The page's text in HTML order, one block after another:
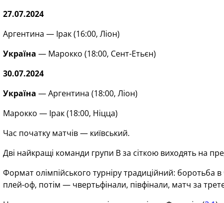
27.07.2024
Аргентина — Ірак (16:00, Ліон)
Україна — Марокко (18:00, Сент-Етьєн)
30.07.2024
Україна — Аргентина (18:00, Ліон)
Марокко — Ірак (18:00, Ніцца)
Час початку матчів — київський.
Дві найкращі команди групи В за сіткою виходять на
Формат олімпійського турніру традиційний: боротьба
плей-оф, потім — чвертьфінали, півфінали, матч за